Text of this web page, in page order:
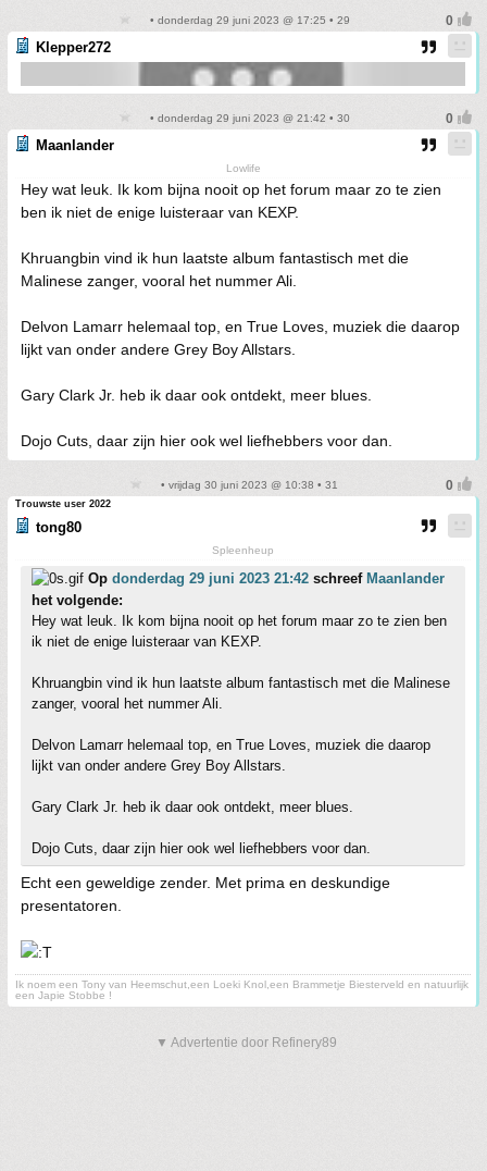
• donderdag 29 juni 2023 @ 17:25 • 29
Klepper272
• donderdag 29 juni 2023 @ 21:42 • 30
Maanlander
Lowlife
Hey wat leuk. Ik kom bijna nooit op het forum maar zo te zien
ben ik niet de enige luisteraar van KEXP.
Khruangbin vind ik hun laatste album fantastisch met die
Malinese zanger, vooral het nummer Ali.
Delvon Lamarr helemaal top, en True Loves, muziek die daarop
lijkt van onder andere Grey Boy Allstars.
Gary Clark Jr. heb ik daar ook ontdekt, meer blues.
Dojo Cuts, daar zijn hier ook wel liefhebbers voor dan.
• vrijdag 30 juni 2023 @ 10:38 • 31
Trouwste user 2022
tong80
Spleenheup
Op donderdag 29 juni 2023 21:42 schreef Maanlander
het volgende:
Hey wat leuk. Ik kom bijna nooit op het forum maar zo te zien ben
ik niet de enige luisteraar van KEXP.
Khruangbin vind ik hun laatste album fantastisch met die Malinese
zanger, vooral het nummer Ali.
Delvon Lamarr helemaal top, en True Loves, muziek die daarop
lijkt van onder andere Grey Boy Allstars.
Gary Clark Jr. heb ik daar ook ontdekt, meer blues.
Dojo Cuts, daar zijn hier ook wel liefhebbers voor dan.
Echt een geweldige zender. Met prima en deskundige
presentatoren.
Ik noem een Tony van Heemschut,een Loeki Knol,een Brammetje Biesterveld en natuurlijk
een Japie Stobbe !
▼ Advertentie door Refinery89